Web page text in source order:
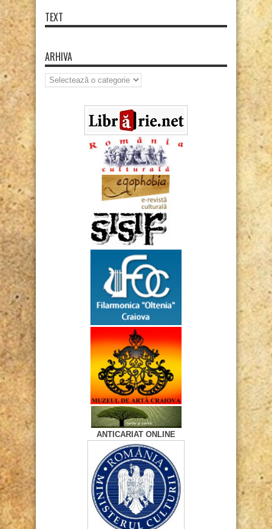
TEXT
ARHIVA
Arhiva
ANTICARIAT ONLINE